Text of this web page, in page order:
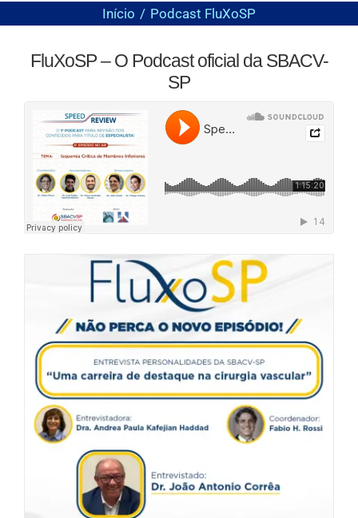
Início Podcast FluXoSP
FluXoSP – O Podcast oficial da SBACV-
SP